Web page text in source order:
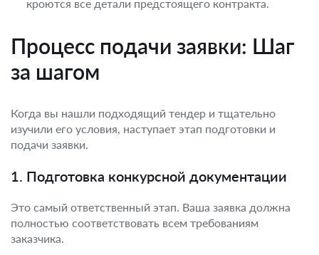
кроются все детали предстоящего контракта.
Процесс подачи заявки: Шаг
за шагом
Когда вы нашли подходящий тендер и тщательно
изучили его условия, наступает этап подготовки и
подачи заявки.
1. Подготовка конкурсной документации
Это самый ответственный этап. Ваша заявка должна
полностью соответствовать всем требованиям
заказчика.